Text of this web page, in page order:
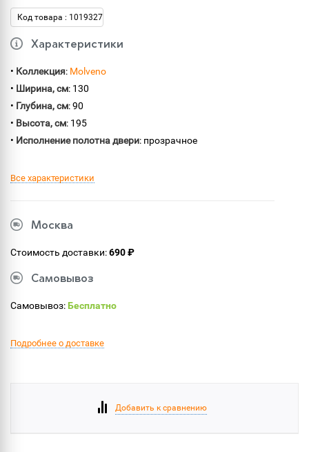
Код товара : 1019327
Характеристики
• Коллекция: Molveno
• Ширина, см: 130
• Глубина, см: 90
• Высота, см: 195
• Исполнение полотна двери: прозрачное
Все характеристики
Москва
Стоимость доставки:690 ₽
Самовывоз
Самовывоз:Бесплатно
Подробнее о доставке
Добавить к сравнению